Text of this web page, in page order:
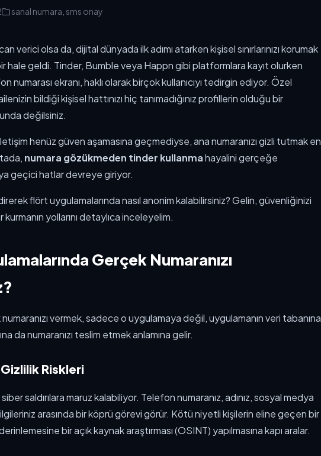
sanal numara, sms onay
verici olsa da, dijital dünyada ilk adımı atarken kişisel sınırlarınızı korumak
hale geldi. Tinder, Bumble veya Happn gibi platformlara kayıt olurken
numarası ekranı, haklı olarak birçok kullanıcıyı tedirgin ediyor. Özel
bildiği kişisel hattınızı hiç tanımadığınız profillerin olduğu bir
değilsiniz.
henüz güven aşamasına geçmediyse, ana numaranızı gizli tutmak en
numara gözükmeden tinder kullanmahayalini gerçeğe
geçici hatlar devreye giriyor.
flört uygulamalarında nasıl anonim kalabilirsiniz? Gelin, güvenliğinizi
yollarını detaylıca inceleyelim.
Gerçek Numaranızı
vermek, sadece o uygulamaya değil, uygulamanın veri tabanına
da numaranızı teslim etmek anlamına gelir.
Riskleri
saldırılara maruz kalabiliyor. Telefon numaranız, adınız, sosyal medya
arasında bir köprü görevi görür. Kötü niyetli kişilerin eline geçen bir
bir açık kaynak araştırması (OSINT) yapılmasına kapı aralar.